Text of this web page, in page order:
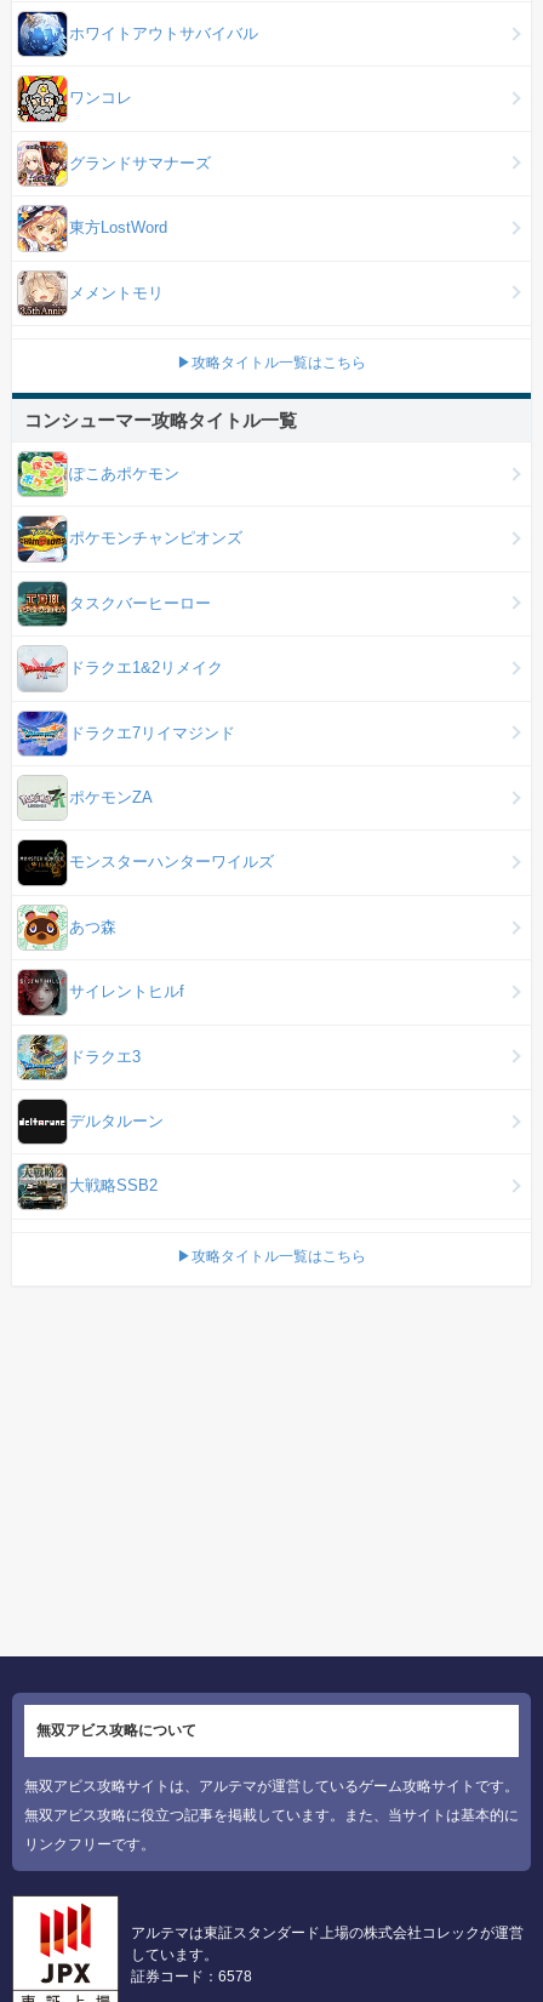
ホワイトアウトサバイバル
ワンコレ
グランドサマナーズ
東方LostWord
メメントモリ
▶攻略タイトル一覧はこちら
コンシューマー攻略タイトル一覧
ぽこあポケモン
ポケモンチャンピオンズ
タスクバーヒーロー
ドラクエ1&2リメイク
ドラクエ7リイマジンド
ポケモンZA
モンスターハンターワイルズ
あつ森
サイレントヒルf
ドラクエ3
デルタルーン
大戦略SSB2
▶攻略タイトル一覧はこちら
無双アビス攻略について
無双アビス攻略サイトは、アルテマが運営しているゲーム攻略サイトです。
無双アビス攻略に役立つ記事を掲載しています。また、当サイトは基本的に
リンクフリーです。
アルテマは東証スタンダード上場の株式会社コレックが運営
しています。
証券コード：6578